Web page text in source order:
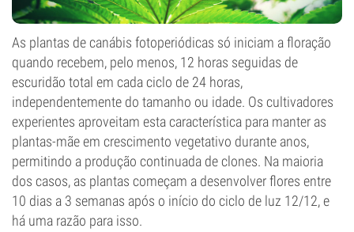
As plantas de canábis fotoperiódicas só iniciam a floração
quando recebem, pelo menos, 12 horas seguidas de
escuridão total em cada ciclo de 24 horas,
independentemente do tamanho ou idade. Os cultivadores
experientes aproveitam esta característica para manter as
plantas-mãe em crescimento vegetativo durante anos,
permitindo a produção continuada de clones. Na maioria
dos casos, as plantas começam a desenvolver flores entre
10 dias a 3 semanas após o início do ciclo de luz 12/12, e
há uma razão para isso.